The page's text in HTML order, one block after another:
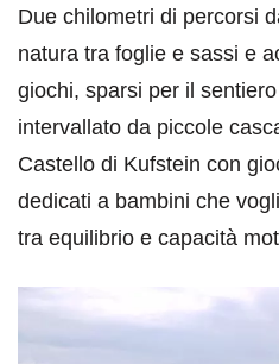
Due chilometri di percorsi
natura tra foglie e sassi e
giochi, sparsi per il
intervallato da piccole
Castello di Kufstein con
dedicati a bambini che
tra equilibrio e capacità